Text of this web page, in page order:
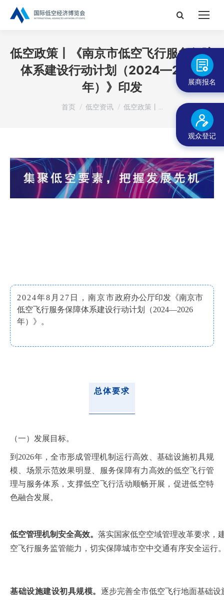
搜
低空政策丨《南京市低空飞行服务保障
体系建设行动计划（2024—2026
年）》印发
您在这里：
首页 低空资讯 低空政策丨…
2024年8月27日，南京市政府办公厅印发 《南京市
低空飞行服务保障体系建设行动计划（2024—2026
年）》。
总体要求
（一）发展目标。
到2026年，全市形成管理机制运行高效、基础设施初具规
模、场景示范效果明显、服务保障有力高效的低空飞行管
理与服务体系，支撑低空飞行活动顺畅开展，促进低空特
色融合发展。
低空管理机制安全高效。 落实国家低空空域管理改革要求，
空飞行服务监管能力，切实保障城市空中交通有序安全运行
基础设施建设初具规模。 逐步完善全市低空飞行地面基础
展商报名
观众登记